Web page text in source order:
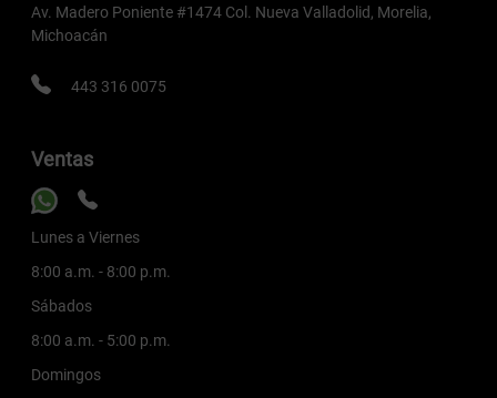
Av. Madero Poniente #1474 Col. Nueva Valladolid, Morelia,
Michoacán
443 316 0075
Ventas
Lunes a Viernes
8:00 a.m. - 8:00 p.m.
Sábados
8:00 a.m. - 5:00 p.m.
Domingos